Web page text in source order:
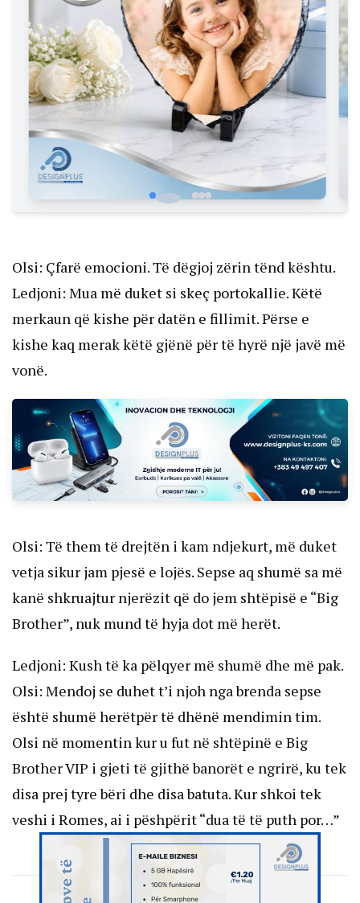
Olsi: Çfarë emocioni. Të dëgjoj zërin tënd kështu.
Ledjoni: Mua më duket si skeç portokallie. Këtë
merkaun që kishe për datën e fillimit. Përse e
kishe kaq merak këtë gjënë për të hyrë një javë më
vonë.
Olsi: Të them të drejtën i kam ndjekurt, më duket
vetja sikur jam pjesë e lojës. Sepse aq shumë sa më
kanë shkruajtur njerëzit që do jem shtëpisë e “Big
Brother”, nuk mund të hyja dot më herët.
Ledjoni: Kush të ka pëlqyer më shumë dhe më pak.
Olsi: Mendoj se duhet t’i njoh nga brenda sepse
është shumë herëtpër të dhënë mendimin tim.
Olsi në momentin kur u fut në shtëpinë e Big
Brother VIP i gjeti të gjithë banorët e ngrirë, ku tek
disa prej tyre bëri dhe disa batuta. Kur shkoi tek
veshi i Romes, ai i pëshpërit “dua të të puth por…”